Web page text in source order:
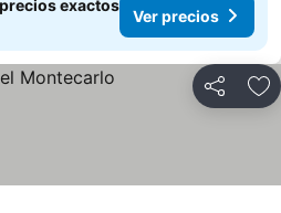
exactos
Ver precios
Compartir